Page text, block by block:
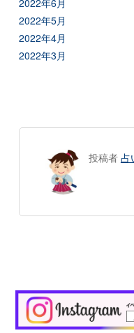
2022年6月
2022年5月
2022年4月
2022年3月
投稿者 占